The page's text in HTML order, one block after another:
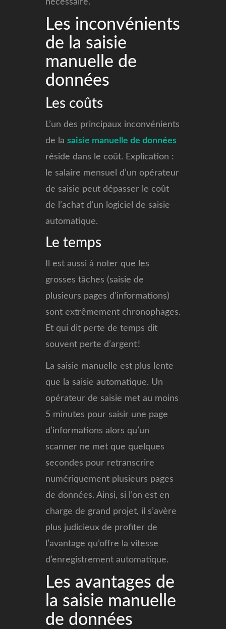
nécessaire.
Les inconvénients
de la saisie
manuelle de
données
Les coûts
L’un des principaux inconvénients
de la saisie manuelle de données
réside dans le coût. Explication :
le salaire mensuel d’un opérateur
de saisie peut dépasser le coût
de l’achat d’un logiciel de saisie
automatique.
Le temps
Il est aussi à noter que les
grosses tâches (saisie de
plusieurs pages d’informations)
sont extrêmement chronophages.
Et qui dit perte de temps dit
souvent perte d’argent !
La saisie manuelle est plus lente
que la saisie automatique. Un
opérateur de saisie met au moins
5 minutes pour saisir une page
d’informations alors qu’un
scanner ne met que quelques
secondes pour retranscrire
numériquement plusieurs pages
de données. Ainsi, si l’on est en
charge de grand projet, il s’avère
plus judicieux de profiter de
l’avantage qu’offre la vitesse
d’enregistrement automatique.
Les avantages de
la saisie manuelle
de données